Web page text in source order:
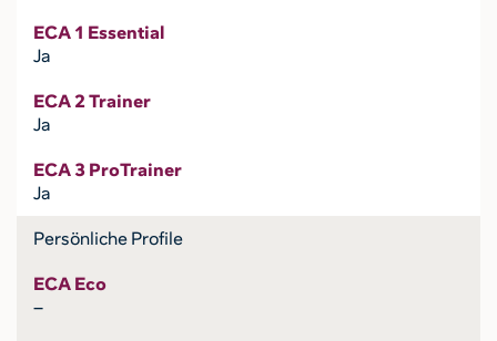
ECA 1 Essential
Ja
ECA 2 Trainer
Ja
ECA 3 ProTrainer
Ja
Persönliche Profile
ECA Eco
–